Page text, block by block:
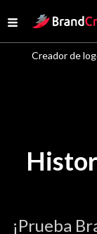
Open menu
Site Logo
Creador de
¡Prueba